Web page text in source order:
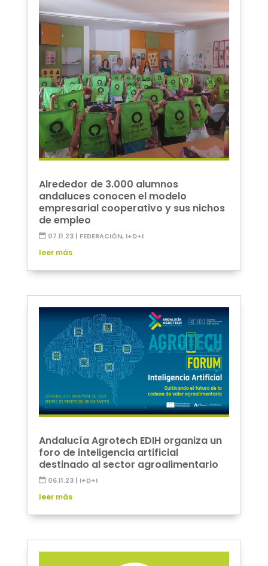
Alrededor de 3.000 alumnos
andaluces conocen el modelo
empresarial cooperativo y sus nichos
de empleo
07.11.23| FEDERACIÓN, I+D+I
leer más
Andalucía Agrotech EDIH organiza un
foro de inteligencia artificial
destinado al sector agroalimentario
06.11.23| I+D+I
leer más